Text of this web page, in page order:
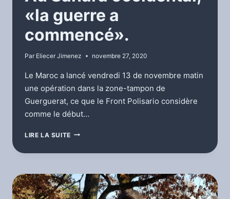
«la guerre a
commencé».
Par Eliecer Jimenez novembre 27, 2020
Le Maroc a lancé vendredi 13 de novembre matin
une opération dans la zone-tampon de
Guerguerat, ce que le Front Polisario considère
comme le début…
LIRE LA SUITE AU
OCCIDENTAL,
GUERRE
A
COMMENCÉ».